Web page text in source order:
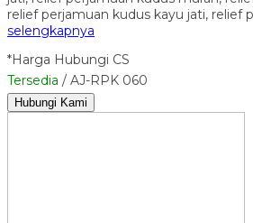
relief perjamuan kudus kayu jati, relief
selengkapnya
*Harga Hubungi CS
Tersedia / AJ-RPK 060
Hubungi Kami